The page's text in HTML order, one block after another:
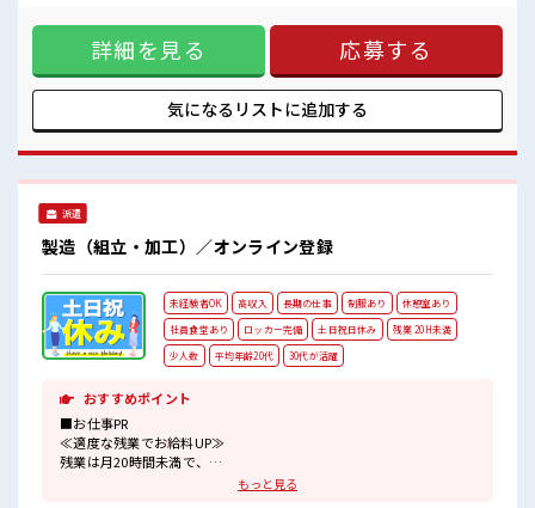
≪20代・30代活躍中≫
元気でやる気のある方大歓迎！
キレイな職場でカイテキ作業♪
チケット制の社員食堂が利用できます♪
配属後の1ヶ月間は研修あり◎安心スタートOK！
#ryo
て…」という方にもオススメ(^^)/ 寮費は0円のワンルーム寮
完備♪ TV/冷蔵庫/洗濯機/エアコンなどは備え付け！ 駐車場完
備なのでマイカー持ち込みOK！ ほかにも... 赴任時は現地まで
の移動交通費も規定支給！ 【無期雇用派遣】 ◎当社と期間制
限のない雇用契約を結んだ上で、 派遣先で働けます◎ ■最短
即日入社決定！ 条件があえば応募のその日に入社決定もでき
場の雰囲気 ≪20代・30代活躍中≫ 元気でやる気のある方大歓
迎！ キレイな職場でカイテキ作業♪ チケット制の社員食堂が
詳細を見る 応募する
気になるリストに追加する
派遣
製造（組立・加工）／オンライン登録
未経験者OK 高収入 長期の仕事 制服あり
休憩室あり
社員食堂あり
ロッカー完備 土日祝日休み
残業 20H未満
少人数
平均年齢20代 30代が活躍
おすすめポイント
■お仕事PR
≪適度な残業でお給料UP≫
残業は月20時間未満で、
もっと見る